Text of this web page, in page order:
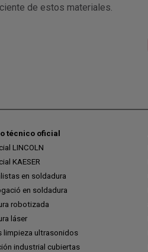
de estos materiales.
técnico oficial
LINCOLN
KAESER
en soldadura
en soldadura
robotizada
láser
limpieza ultrasonidos
industrial cubiertas